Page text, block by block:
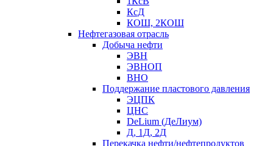
КсД
КОШ, 2КОШ
Нефтегазовая отрасль
Добыча нефти
ЭВН
ЭВНОП
ВНО
Поддержание пластового давления
ЭЦПК
ЦНС
DeLium (ДеЛиум)
Д, 1Д, 2Д
Перекачка нефти/нефтепродуктов